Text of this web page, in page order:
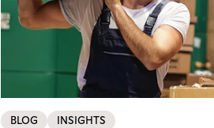
BLOG INSIGHTS